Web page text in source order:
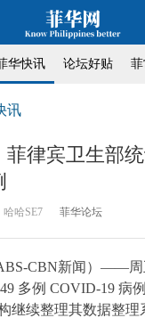
华快讯 论坛好贴
讯
菲律宾卫生部
哈哈SE7 菲华论坛
CBN新闻）——周
多例 COVID-19 病
继续整理其数据整理